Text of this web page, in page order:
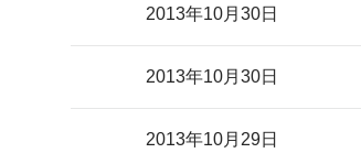
2013年10月30日
2013年10月30日
2013年10月29日